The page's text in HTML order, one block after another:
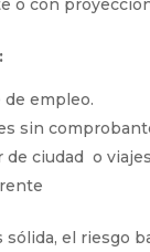
o con
empleo.
sin
de ciudad o
el riesgo